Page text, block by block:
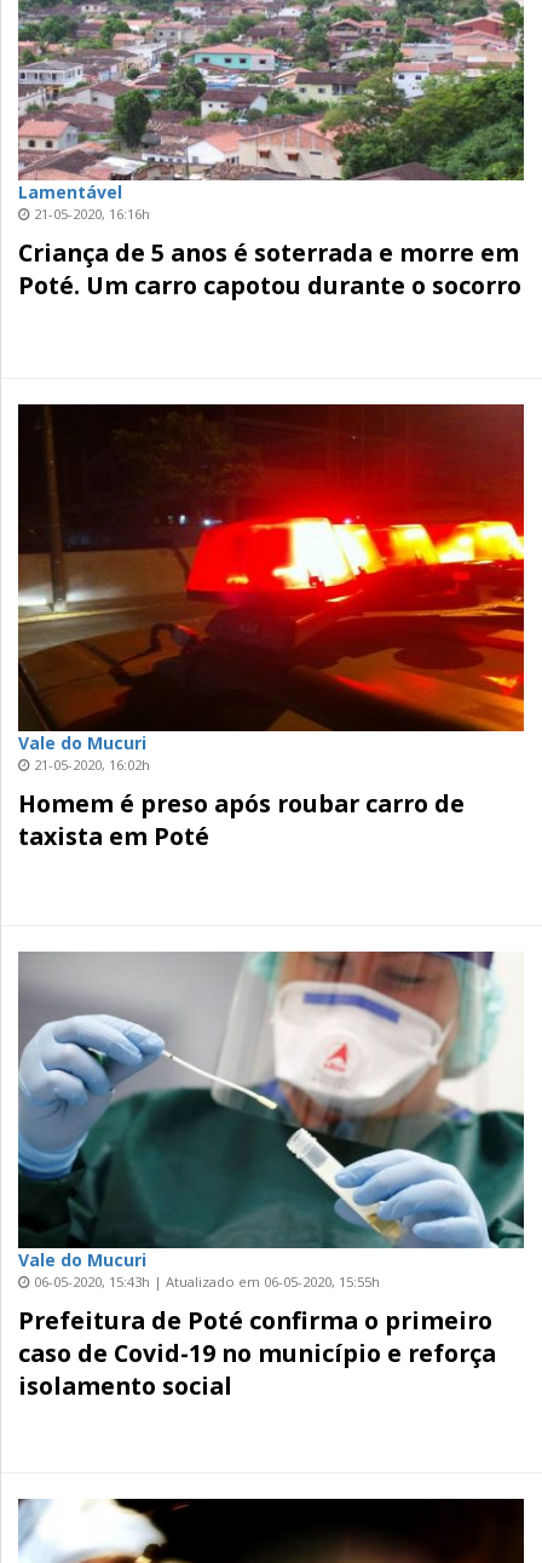
Lamentável
21-05-2020, 16:16h
Criança de 5 anos é soterrada e morre em
Poté. Um carro capotou durante o socorro
Vale do Mucuri
21-05-2020, 16:02h
Homem é preso após roubar carro de
taxista em Poté
Vale do Mucuri
06-05-2020, 15:43h | Atualizado em 06-05-2020, 15:55h
Prefeitura de Poté confirma o primeiro
caso de Covid-19 no município e reforça
isolamento social